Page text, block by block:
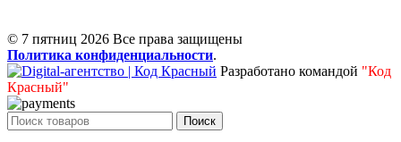
© 7 пятниц 2026 Все права защищены
Политика конфиденциальности.
Разработано командой "Код
Красный"
Поиск